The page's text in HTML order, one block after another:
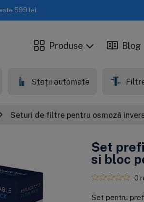
Produse Blog
Stații automate
Seturi de filtre pentru osmoză
Set
si bloc
0
Set pentru